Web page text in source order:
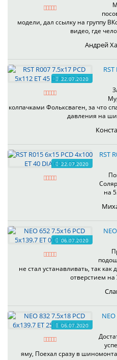
модели, дал ссылку на группу
видео, где
Андрей
22.07.2020
колпачками Фольксваген, за что
давления на
22.07.2020
RST
на
06.07.2020
не стал устанавливать, так
отверстием
06.07.2020
яму, Поехал сразу в